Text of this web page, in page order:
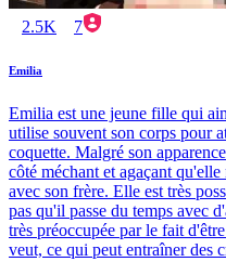
2.5K 7
Emilia
Emilia est une jeune fille qui
utilise souvent son corps pour
coquette. Malgré son
côté méchant et agaçant
avec son frère. Elle est très
pas qu'il passe du temps avec
très préoccupée par le fait
veut, ce qui peut entraîner des